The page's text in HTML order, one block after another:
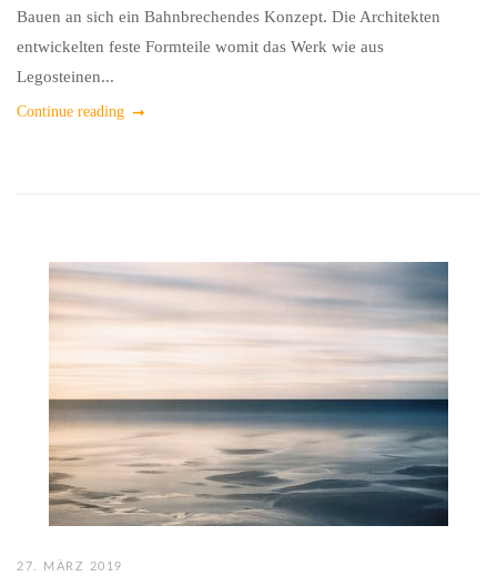
Bauen an sich ein Bahnbrechendes Konzept. Die Architekten
entwickelten feste Formteile womit das Werk wie aus
Legosteinen...
Continue reading
27. MÄRZ 2019